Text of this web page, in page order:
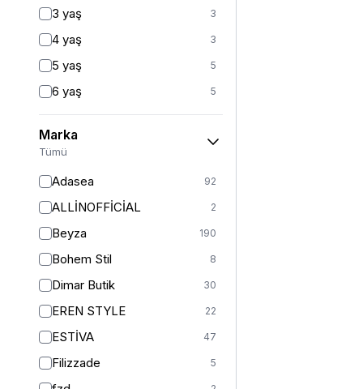
Kargo
3 yaş 3
4 yaş 3
5 yaş 5
6 yaş 5
6-7 yaş 1
7 yaş 23
Marka
Tümü
Adasea 92
ALLİNOFFİCİAL 2
Beyza 190
Bohem Stil 8
Dimar Butik 30
EREN STYLE 22
ESTİVA 47
Filizzade 5